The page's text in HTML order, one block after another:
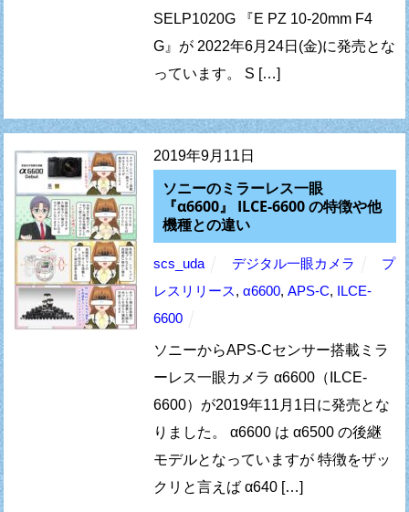
SELP1020G 『E PZ 10-20mm F4
G』が 2022年6月24日(金)に発売とな
っています。 S […]
2019年9月11日
ソニーのミラーレス一眼
『α6600』 ILCE-6600 の特徴や他
機種との違い
scs_uda デジタル一眼カメラ
プ
レスリリース,α6600,APS-C,
ILCE-
6600
ソニーからAPS-Cセンサー搭載ミラ
ーレス一眼カメラ α6600（ILCE-
6600）が2019年11月1日に発売とな
りました。 α6600 は α6500 の後継
モデルとなっていますが 特徴をザッ
クリと言えば α640 […]